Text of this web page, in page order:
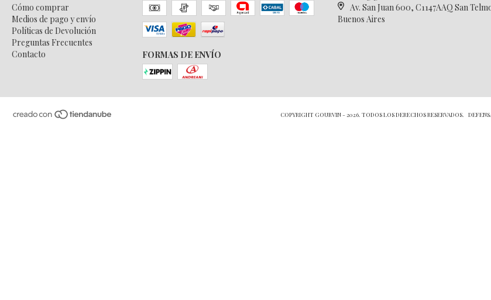
Cómo comprar
Medios de pago y envío
Políticas de Devolución
Preguntas Frecuentes
Contacto
FORMAS DE ENVÍO
Av. San Juan 600, C1147AAQ San
Buenos Aires
COPYRIGHT GOURVIN - 2026. TODOS LOS DERECHOS RESERVADOS.